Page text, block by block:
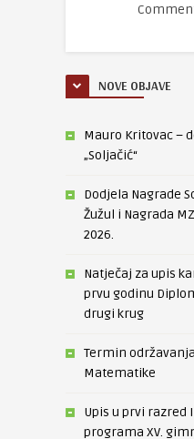
NOVE OBJAVE
Mauro Kritovac –
„Soljačić“
Dodjela Nagrade
Žužul i Nagrada
2026.
Natječaj za upis
prvu godinu
drugi krug
Termin
Matematike
Upis u prvi razred
programa XV.